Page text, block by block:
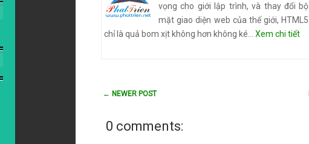
vọng cho giới lập trình, và thay đổi bộ
mặt giao diện web của thế giới, HTML5
chỉ là quả bom xịt không hơn không ké…
Xem chi tiết
← NEWER POST
0 comments: